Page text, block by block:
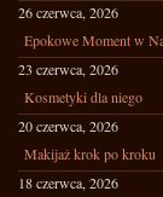
26 czerwca, 2026
Epokowe Moment w
23 czerwca, 2026
Kosmetyki dla niego
20 czerwca, 2026
Makijaż krok po kroku
18 czerwca, 2026